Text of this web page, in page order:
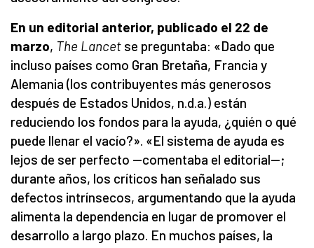
En un editorial anterior, publicado el 22 de
marzo, The Lancet se preguntaba: «Dado que
incluso países como Gran Bretaña, Francia y
Alemania (los contribuyentes más generosos
después de Estados Unidos, n.d.a.) están
reduciendo los fondos para la ayuda, ¿quién o qué
puede llenar el vacío?». «El sistema de ayuda es
lejos de ser perfecto —comentaba el editorial—;
durante años, los críticos han señalado sus
defectos intrínsecos, argumentando que la ayuda
alimenta la dependencia en lugar de promover el
desarrollo a largo plazo. En muchos países, la